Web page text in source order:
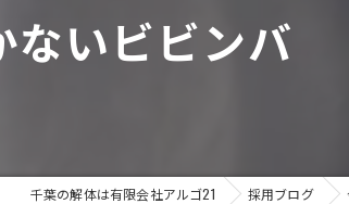
いビビンバ
千葉の解体は有限会社アルゴ21 採用ブログ